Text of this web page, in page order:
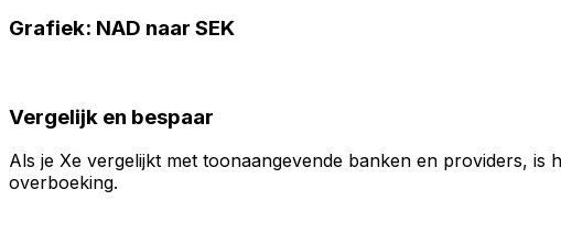
Grafiek: NAD naar SEK
Vergelijk en bespaar
Als je Xe vergelijkt met toonaangevende banken en providers,
overboeking.